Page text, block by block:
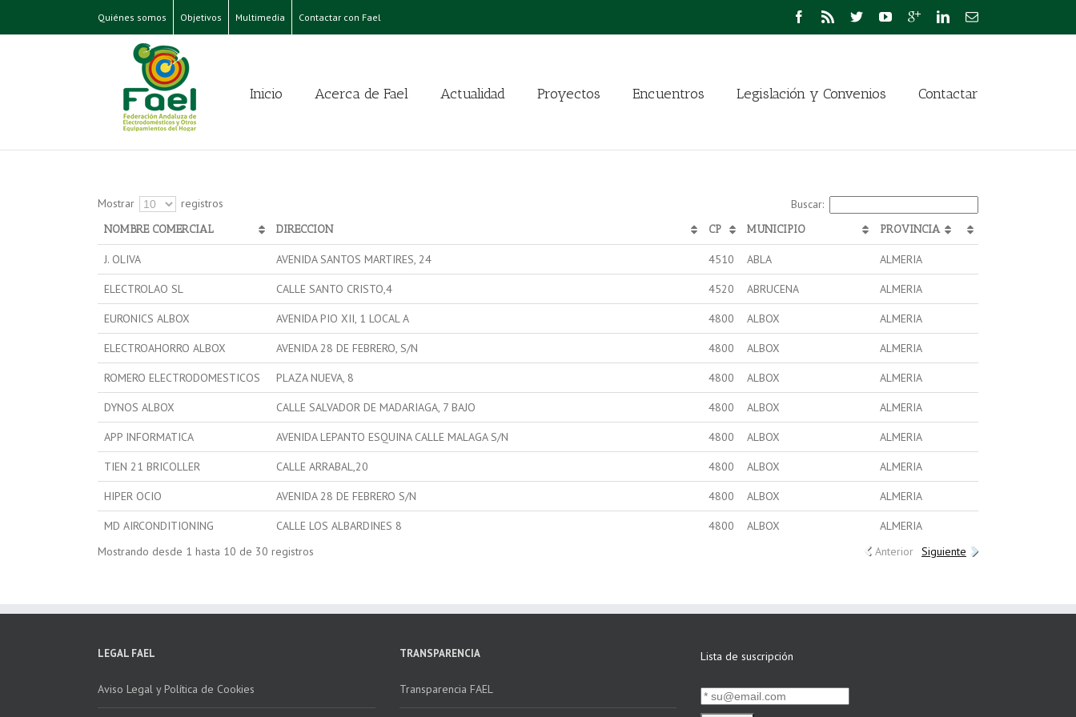
Quiénes somos Objetivos Multimedia Contactar con Fael
Inicio Acerca de Fael Actualidad Proyectos Encuentros Legislación y Convenios Contactar
Mostrar registros Buscar:
NOMBRE COMERCIAL DIRECCION CP MUNICIPIO PROVINCIA
J. OLIVA AVENIDA SANTOS MARTIRES, 24 4510 ABLA ALMERIA
ELECTROLAO SL CALLE SANTO CRISTO,4 4520 ABRUCENA ALMERIA
EURONICS ALBOX AVENIDA PIO XII, 1 LOCAL A 4800 ALBOX ALMERIA
ELECTROAHORRO ALBOX AVENIDA 28 DE FEBRERO, S/N 4800 ALBOX ALMERIA
ROMERO ELECTRODOMESTICOS PLAZA NUEVA, 8 4800 ALBOX ALMERIA
DYNOS ALBOX CALLE SALVADOR DE MADARIAGA, 7 BAJO 4800 ALBOX ALMERIA
APP INFORMATICA AVENIDA LEPANTO ESQUINA CALLE MALAGA S/N 4800 ALBOX ALMERIA
TIEN 21 BRICOLLER CALLE ARRABAL,20 4800 ALBOX ALMERIA
HIPER OCIO AVENIDA 28 DE FEBRERO S/N 4800 ALBOX ALMERIA
MD AIRCONDITIONING CALLE LOS ALBARDINES 8 4800 ALBOX
ALMERIA
Mostrando desde 1 hasta 10 de 30 registros
Anterior Siguiente
LEGAL FAEL
Aviso Legal y Política de Cookies
TRANSPARENCIA
Transparencia FAEL
Lista de suscripción